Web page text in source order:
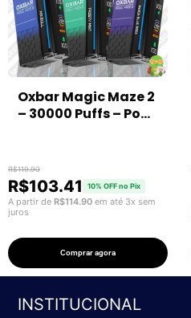
Oxbar Magic Maze 2
– 30000 Puffs – Pod
R$119.90
R$103.41 10% OFF no Pix
A partir de R$114.90 em até 3x sem
juros
Comprar agora
INSTITUCIONAL